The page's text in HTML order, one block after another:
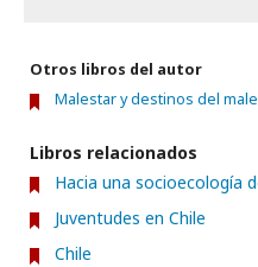
Otros libros del autor
Malestar y destinos del
Libros relacionados
Hacia una socioecología
Juventudes en Chile
Chile